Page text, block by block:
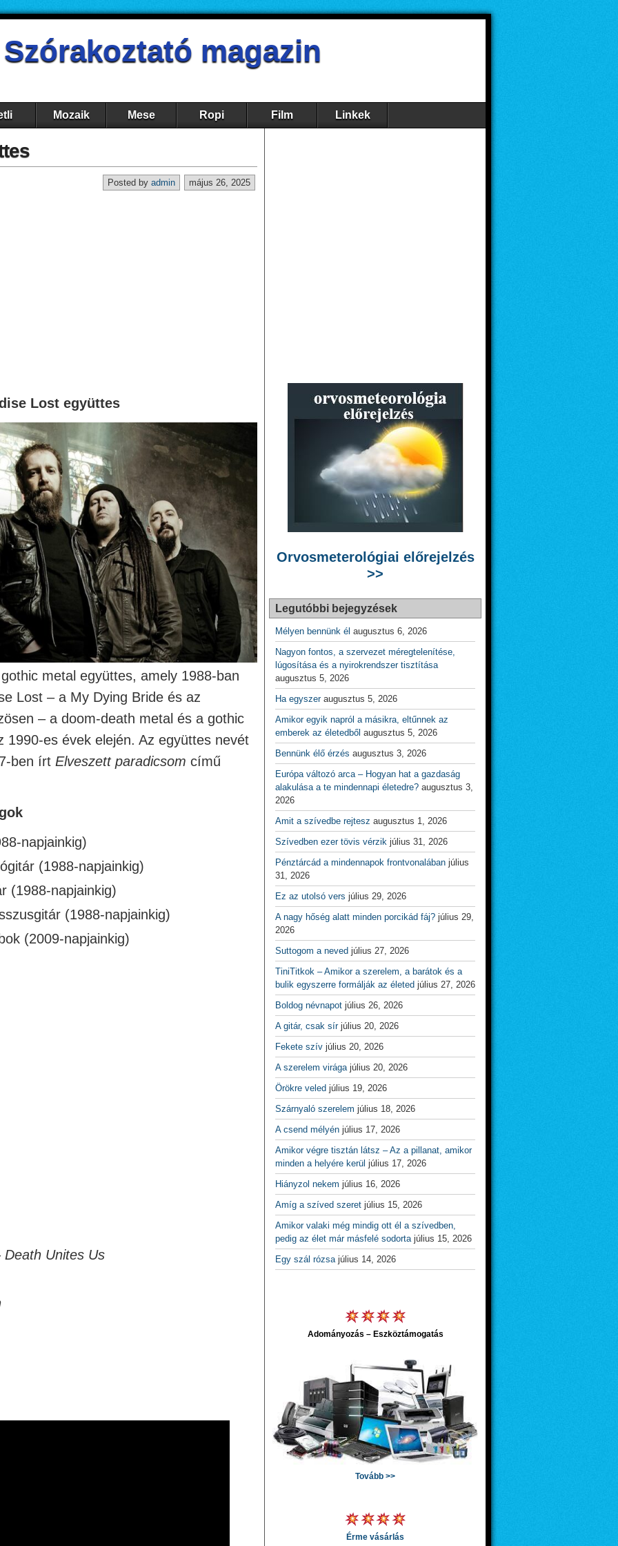
magazin
Mozaik Mese Ropi Film Linkek
május 26, 2025
Posted by admin
Lost együttes
metal együttes, amely 1988-ban
Lost – a My Dying Bride és az
– a doom-death metal és a gothic
1990-es évek elején. Az együttes nevét
ben írt Elveszett paradicsom című
napjainkig)
(1988-napjainkig)
(1988-napjainkig)
(1988-napjainkig)
(2009-napjainkig)
Death Unites Us
Orvosmeterológiai előrejelzés
>>
Legutóbbi bejegyzések
Mélyen bennünk él augusztus 6, 2026
Nagyon fontos, a szervezet méregtelenítése,
lúgosítása és a nyirokrendszer tisztítása
augusztus 5, 2026
Ha egyszer augusztus 5, 2026
Amikor egyik napról a másikra, eltűnnek az
emberek az életedből augusztus 5, 2026
Bennünk élő érzés augusztus 3, 2026
Európa változó arca – Hogyan hat a gazdaság
alakulása a te mindennapi életedre? augusztus 3,
2026
Amit a szívedbe rejtesz augusztus 1, 2026
Szívedben ezer tövis vérzik július 31, 2026
Pénztárcád a mindennapok frontvonalában július
31, 2026
Ez az utolsó vers július 29, 2026
A nagy hőség alatt minden porcikád fáj? július 29,
2026
Suttogom a neved július 27, 2026
TiniTitkok – Amikor a szerelem, a barátok és a
bulik egyszerre formálják az életed július 27, 2026
Boldog névnapot július 26, 2026
A gitár, csak sír július 20, 2026
Fekete szív július 20, 2026
A szerelem virága július 20, 2026
Örökre veled július 19, 2026
Szárnyaló szerelem július 18, 2026
A csend mélyén július 17, 2026
Amikor végre tisztán látsz – Az a pillanat, amikor
minden a helyére kerül július 17, 2026
Hiányzol nekem július 16, 2026
Amíg a szíved szeret július 15, 2026
Amikor valaki még mindig ott él a szívedben,
pedig az élet már másfelé sodorta július 15, 2026
Egy szál rózsa július 14, 2026
Adományozás – Eszköztámogatás
Tovább >>
Érme vásárlás